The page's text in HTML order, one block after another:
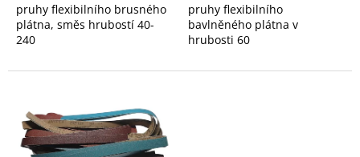
pruhy flexibilního brusného
plátna, směs hrubostí 40-
240
pruhy flexibilního
bavlněného plátna v
hrubosti 60